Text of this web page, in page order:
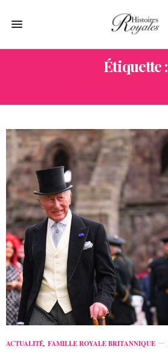
Étiquette :
ACTUALITÉ, FAMILLE ROYALE BRITANNIQUE